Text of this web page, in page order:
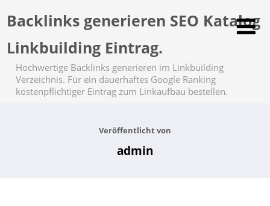
Backlinks generieren SEO Katalog
Linkbuilding Eintrag.
Hochwertige Backlinks generieren im Linkbuilding
Verzeichnis. Für ein dauerhaftes Google Ranking
kostenpflichtiger Eintrag zum Linkaufbau bestellen.
Veröffentlicht von
admin